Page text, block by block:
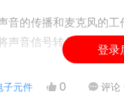
音的传播和麦克风的
声音信号转化为电信号
登录
子元件 0 评论